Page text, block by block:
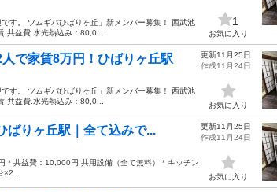
す。 ツムギバひばりヶ丘」新メンバー募集！ 西武池
共益費.水光熱込み：80,0...
1
お気に入り
で家賃8万円！ひばりヶ丘駅
す。 ツムギバひばりヶ丘」新メンバー募集！ 西武池
共益費.水光熱込み：80,0...
更新11月25日
作成11月24日
お気に入り
ばりヶ丘駅｜全て込みで...
* 共益費：10,000円 共用設備（全て無料） * キッチン
更新11月25日
作成11月24日
お気に入り